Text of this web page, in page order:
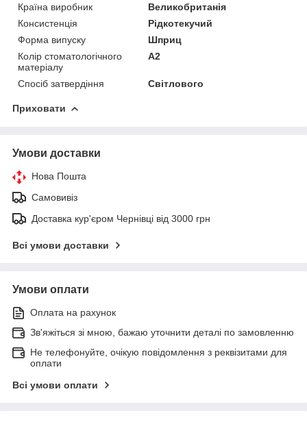
Країна виробник
Великобританія
Консистенція
Рідкотекучий
Форма випуску
Шприц
Колір стоматологічного
матеріалу
A2
Спосіб затвердіння Світлового
Приховати
Умови доставки
Нова Пошта
Самовивіз
Доставка кур'єром Чернівці від 3000 грн
Всі умови доставки
Умови оплати
Оплата на рахунок
Зв'яжіться зі мною, бажаю уточнити деталі по замовленню
Не телефонуйте, очікую повідомлення з реквізитами для
оплати
Всі умови оплати